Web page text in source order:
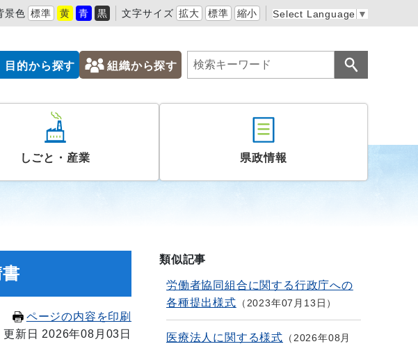
景色 標準 黄 青 黒 文字サイズ 拡大 標準 縮小 Select Language ▼
目的から探す 組織から探す
しごと・産業 県政情報
ページの内容を印刷
更新日 2026年08月03日
類似記事
労働者協同組合に関する行政庁への
各種提出様式
2023年07月13日
医療法人に関する様式
2026年08月